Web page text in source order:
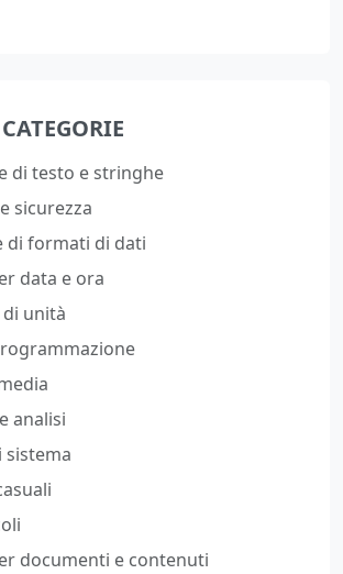
di testo e stringhe
sicurezza
di formati di dati
data e ora
unità
analisi
documenti e contenuti